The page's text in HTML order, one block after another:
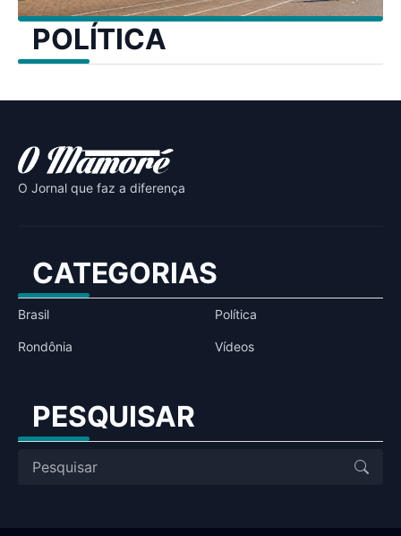
POLÍTICA
O Jornal que faz a diferença
CATEGORIAS
Brasil Política
Rondônia Vídeos
PESQUISAR